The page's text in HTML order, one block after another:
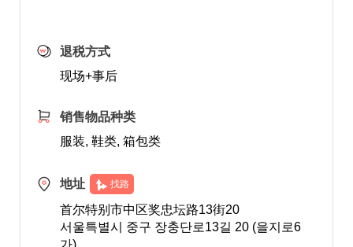
退税方式
现场+事后
销售物品种类
服装, 鞋类, 箱包类
地址 找路
首尔特别市中区奖忠坛路13街20
서울특별시 중구 장충단로13길 20 (을지로6
가)